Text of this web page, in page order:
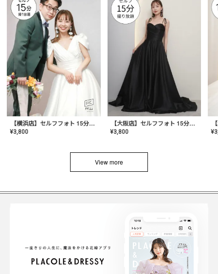
【横浜店】セルフフォト 15分撮り放題プラン
¥3,800
【大阪店】セルフフォト 15分撮り放題プラン
¥3,800 ¥
View more